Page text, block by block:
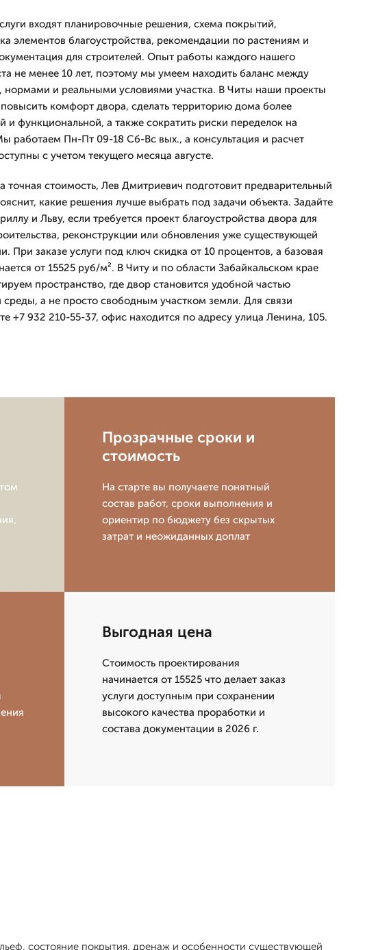
входят планировочные решения, схема покрытий,
элементов благоустройства, рекомендации по растениям и
для строителей. Опыт работы каждого нашего
не менее 10 лет, поэтому мы умеем находить баланс между
нормами и реальными условиями участка. В Читы наши проекты
комфорт двора, сделать территорию дома более
и функциональной, а также сократить риски переделок на
работаем Пн-Пт 09-18 Сб-Вс вых., а консультация и расчет
с учетом текущего месяца августе.
точная стоимость, Лев Дмитpиевич подготовит предварительный
какие решения лучше выбрать под задачи объекта. Задайте
и Льву, если требуется проект благоустройства двора для
реконструкции или обновления уже существующей
При заказе услуги под ключ скидка от 10 процентов, а базовая
от 15525 руб/м². В Читу и по области Забайкальском крае
пространство, где двор становится удобной частью
среды, а не просто свободным участком земли. Для связи
+7 932 210-55-37, офис находится по адресу улица Ленина, 105.
Прозрачные сроки и
стоимость
На старте вы получаете понятный
состав работ, сроки выполнения и
ориентир по бюджету без скрытых
затрат и неожиданных доплат
Выгодная цена
Стоимость проектирования
начинается от 15525 что делает заказ
услуги доступным при сохранении
высокого качества проработки и
состава документации в 2026 г.
состояние покрытия, дренаж и особенности существующей